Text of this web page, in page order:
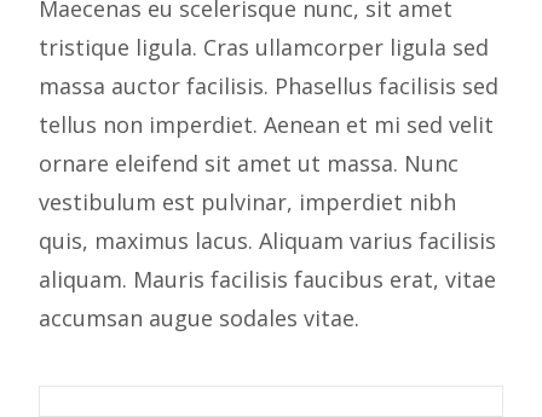
Maecenas eu scelerisque nunc, sit amet
tristique ligula. Cras ullamcorper ligula sed
massa auctor facilisis. Phasellus facilisis sed
tellus non imperdiet. Aenean et mi sed velit
ornare eleifend sit amet ut massa. Nunc
vestibulum est pulvinar, imperdiet nibh
quis, maximus lacus. Aliquam varius facilisis
aliquam. Mauris facilisis faucibus erat, vitae
accumsan augue sodales vitae.